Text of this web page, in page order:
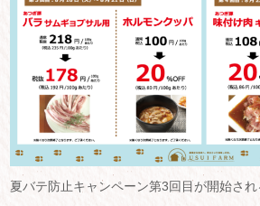
夏バテ防止キャンペーン第3回目が開始さ